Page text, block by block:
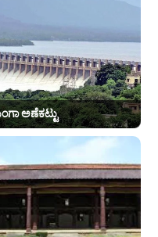
ತುಂಗಾ ಅಣೆಕಟ್ಟು